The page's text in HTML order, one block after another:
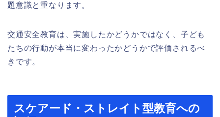
題意識と重なります。
交通安全教育は、実施したかどうかではなく、子ども
たちの行動が本当に変わったかどうかで評価されるべ
きです。
スケアード・ストレイト型教育への